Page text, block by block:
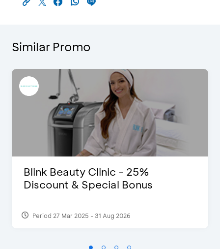
Similar Promo
Blink Beauty Clinic - 25%
Discount & Special Bonus
Period 27 Mar 2025 - 31 Aug 2026